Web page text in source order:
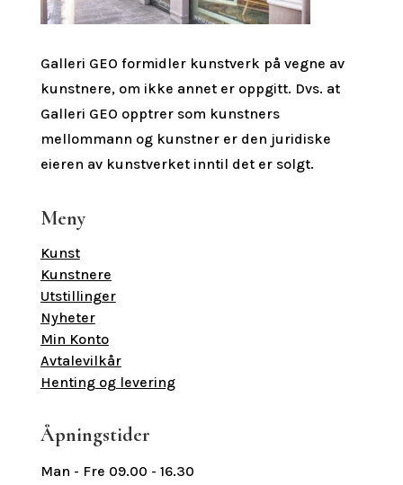
Galleri GEO formidler kunstverk på vegne av
kunstnere, om ikke annet er oppgitt. Dvs. at
Galleri GEO opptrer som kunstners
mellommann og kunstner er den juridiske
eieren av kunstverket inntil det er solgt.
Meny
Kunst
Kunstnere
Utstillinger
Nyheter
Min Konto
Avtalevilkår
Henting og levering
Åpningstider
Man - Fre 09.00 - 16.30